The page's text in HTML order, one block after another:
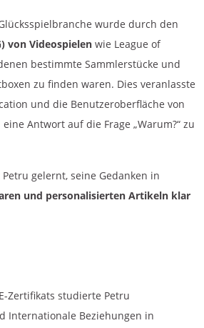
wurde durch den
von Videospielen wie League of
bestimmte Sammlerstücke und
zu finden waren. Dies veranlasste
und die Benutzeroberfläche von
Antwort auf die Frage „Warum?“ zu
gelernt, seine Gedanken in
und personalisierten Artikeln klar
Zertifikats studierte Petru
Internationale Beziehungen in